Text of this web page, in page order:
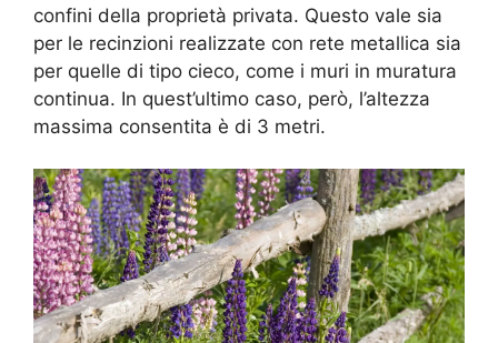
confini della proprietà privata. Questo vale sia
per le recinzioni realizzate con rete metallica sia
per quelle di tipo cieco, come i muri in muratura
continua. In quest’ultimo caso, però, l’altezza
massima consentita è di 3 metri.